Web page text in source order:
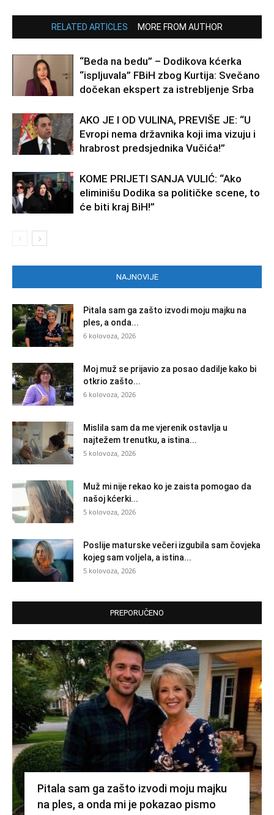
RELATED ARTICLES MORE FROM AUTHOR
“Beda na bedu” – Dodikova kćerka
“ispljuvala” FBiH zbog Kurtija: Svečano
dočekan ekspert za istrebljenje Srba
AKO JE I OD VULINA, PREVIŠE JE: “U
Evropi nema državnika koji ima vizuju i
hrabrost predsjednika Vučića!”
KOME PRIJETI SANJA VULIĆ: “Ako
eliminišu Dodika sa političke scene, to
će biti kraj BiH!”
NAJNOVIJE
Pitala sam ga zašto izvodi moju majku na
ples, a onda...
6 kolovoza, 2026
Moj muž se prijavio za posao dadilje kako bi
otkrio zašto...
6 kolovoza, 2026
Mislila sam da me vjerenik ostavlja u
najtežem trenutku, a istina...
5 kolovoza, 2026
Muž mi nije rekao ko je zaista pomogao da
našoj kćerki...
5 kolovoza, 2026
Poslije maturske večeri izgubila sam čovjeka
kojeg sam voljela, a istina...
5 kolovoza, 2026
PREPORUČENO
Pitala sam ga zašto izvodi moju majku
na ples, a onda mi je pokazao pismo